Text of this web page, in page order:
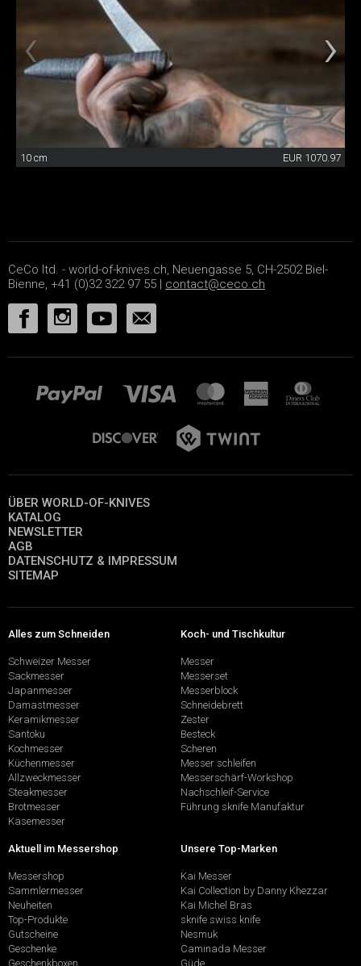
10 cm EUR 1070.97
CeCo ltd. - world-of-knives.ch, Neuengasse 5, CH-2502 Biel-
Bienne, +41 (0)32 322 97 55 | contact@ceco.ch
ÜBER WORLD-OF-KNIVES
KATALOG
NEWSLETTER
AGB
DATENSCHUTZ & IMPRESSUM
SITEMAP
Alles zum Schneiden
Schweizer Messer
Sackmesser
Japanmesser
Damastmesser
Keramikmesser
Santoku
Kochmesser
Küchenmesser
Allzweckmesser
Steakmesser
Brotmesser
Käsemesser
Koch- und Tischkultur
Messer
Messerset
Messerblock
Schneidebrett
Zester
Besteck
Scheren
Messer schleifen
Messerschärf-Workshop
Nachschleif-Service
Führung sknife Manufaktur
Aktuell im Messershop
Messershop
Sammlermesser
Neuheiten
Top-Produkte
Gutscheine
Geschenke
Geschenkboxen
Unsere Top-Marken
Kai Messer
Kai Collection by Danny Khezzar
Kai Michel Bras
sknife swiss knife
Nesmuk
Caminada Messer
Güde